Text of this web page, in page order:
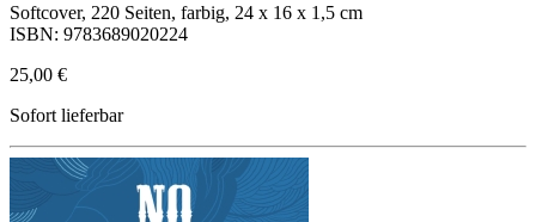
Softcover, 220 Seiten, farbig, 24 x 16 x 1,5 cm
ISBN: 9783689020224
25,00 €
Sofort lieferbar